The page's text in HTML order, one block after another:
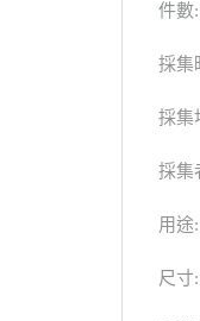
件數
採集
採集
採集
用途
尺寸